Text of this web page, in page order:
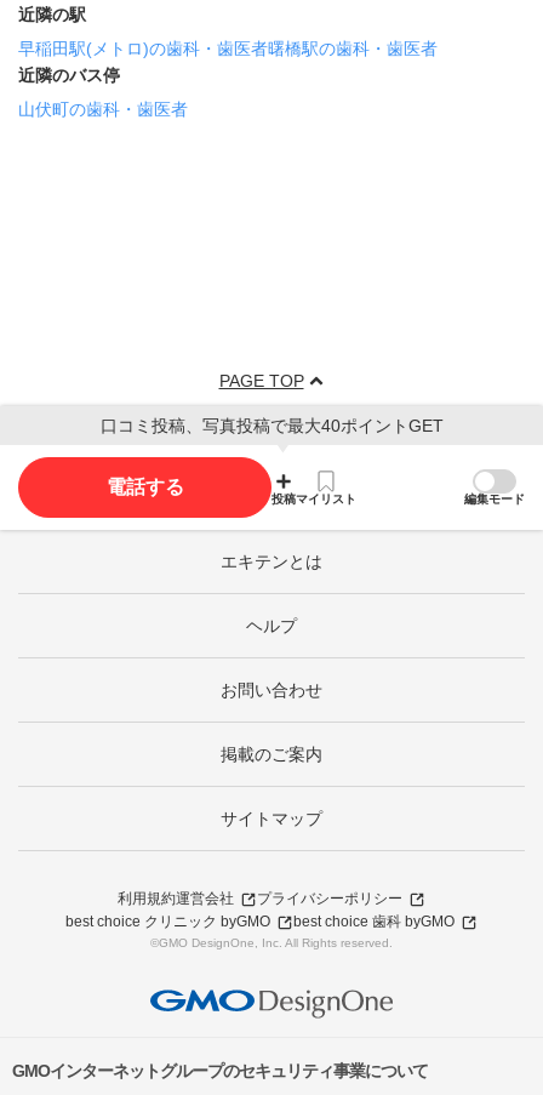
近隣の駅
早稲田駅(メトロ)の歯科・歯医者曙橋駅の歯科・歯医者
近隣のバス停
山伏町の歯科・歯医者
PAGE TOP
口コミ投稿、写真投稿で最大40ポイントGET
電話する
投稿マイリスト 編集モード
エキテンとは
ヘルプ
お問い合わせ
掲載のご案内
サイトマップ
利用規約運営会社
プライバシーポリシー
best choice クリニック byGMO
best choice 歯科 byGMO
©GMO DesignOne, Inc. All Rights reserved.
GMOインターネットグループのセキュリティ事業について